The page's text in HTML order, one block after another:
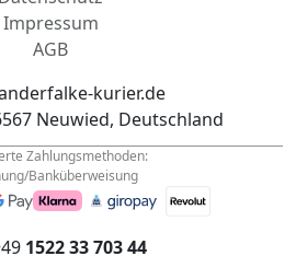
kurier.de
Neuwied, Deutschland
Banküberweisung
1522 33 703 44